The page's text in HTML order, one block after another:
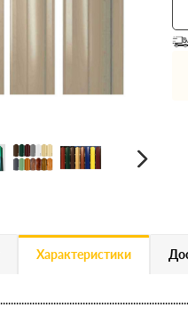
Характеристики